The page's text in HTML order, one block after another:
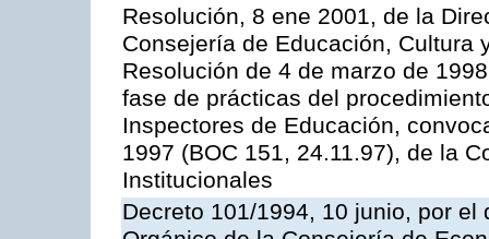
Resolución, 8 ene 2001, de la
Consejería de Educación, Cultura
Resolución de 4 de marzo de
fase de prácticas del
Inspectores de Educación,
1997 (BOC 151, 24.11.97), de la
Institucionales
Decreto 101/1994, 10 junio, por